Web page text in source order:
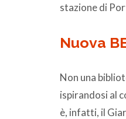
stazione di
Nuova
Non una
ispirandosi al
è, infatti, il